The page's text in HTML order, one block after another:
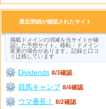
最近閉鎖が確認されたサイト
掲載ドメインの消滅を当サイトが確
認した予想サイト。移転・ドメイン
変更の場合があります。記録と口コ
ミは残しています
Dividends 8/3確認
競馬キャンプ 8/4確認
ウマ番長！ 8/2確認